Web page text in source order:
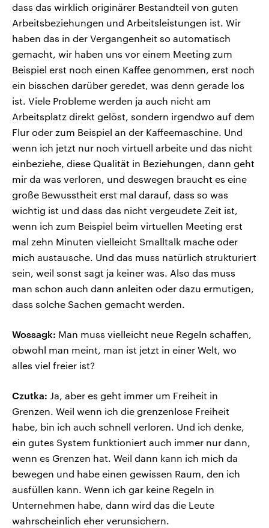
dass das wirklich originärer Bestandteil von guten
Arbeitsbeziehungen und Arbeitsleistungen ist. Wir
haben das in der Vergangenheit so automatisch
gemacht, wir haben uns vor einem Meeting zum
Beispiel erst noch einen Kaffee genommen, erst noch
ein bisschen darüber geredet, was denn gerade los
ist. Viele Probleme werden ja auch nicht am
Arbeitsplatz direkt gelöst, sondern irgendwo auf dem
Flur oder zum Beispiel an der Kaffeemaschine. Und
wenn ich jetzt nur noch virtuell arbeite und das nicht
einbeziehe, diese Qualität in Beziehungen, dann geht
mir da was verloren, und deswegen braucht es eine
große Bewusstheit erst mal darauf, dass so was
wichtig ist und dass das nicht vergeudete Zeit ist,
wenn ich zum Beispiel beim virtuellen Meeting erst
mal zehn Minuten vielleicht Smalltalk mache oder
mich austausche. Und das muss natürlich strukturiert
sein, weil sonst sagt ja keiner was. Also das muss
man schon auch dann anleiten oder dazu ermutigen,
dass solche Sachen gemacht werden.
Wossagk: Man muss vielleicht neue Regeln schaffen,
obwohl man meint, man ist jetzt in einer Welt, wo
alles viel freier ist?
Czutka: Ja, aber es geht immer um Freiheit in
Grenzen. Weil wenn ich die grenzenlose Freiheit
habe, bin ich auch schnell verloren. Und ich denke,
ein gutes System funktioniert auch immer nur dann,
wenn es Grenzen hat. Weil dann kann ich mich da
bewegen und habe einen gewissen Raum, den ich
ausfüllen kann. Wenn ich gar keine Regeln in
Unternehmen habe, dann wird das die Leute
wahrscheinlich eher verunsichern.